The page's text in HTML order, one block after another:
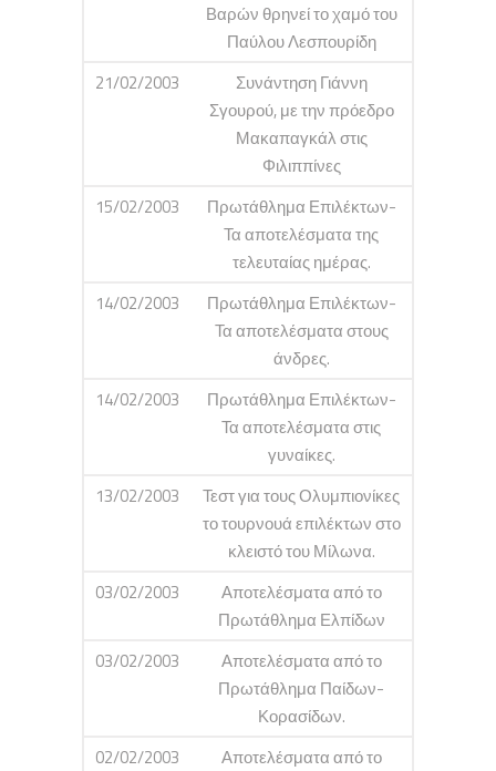
Βαρών θρηνεί το χαμό του
Παύλου Λεσπουρίδη
21/02/2003
Συνάντηση Γιάννη
Σγουρού, με την πρόεδρο
Μακαπαγκάλ στις
Φιλιππίνες
15/02/2003
Πρωτάθλημα Επιλέκτων-
Τα αποτελέσματα της
τελευταίας ημέρας.
14/02/2003
Πρωτάθλημα Επιλέκτων-
Τα αποτελέσματα στους
άνδρες.
14/02/2003
Πρωτάθλημα Επιλέκτων-
Τα αποτελέσματα στις
γυναίκες.
13/02/2003
Τεστ για τους Ολυμπιονίκες
το τουρνουά επιλέκτων στο
κλειστό του Μίλωνα.
03/02/2003
Αποτελέσματα από το
Πρωτάθλημα Ελπίδων
03/02/2003
Αποτελέσματα από το
Πρωτάθλημα Παίδων-
Κορασίδων.
02/02/2003
Αποτελέσματα από το